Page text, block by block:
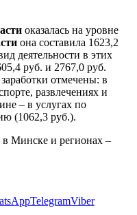
оказалась на уровне
она составила 1623,2
деятельности в этих
руб. и 2767,0 руб.
отмечены: в
развлечениях и
– в услугах по
(1062,3 руб.).
TelegramViber